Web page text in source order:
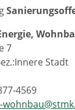
7
Stadt
4569